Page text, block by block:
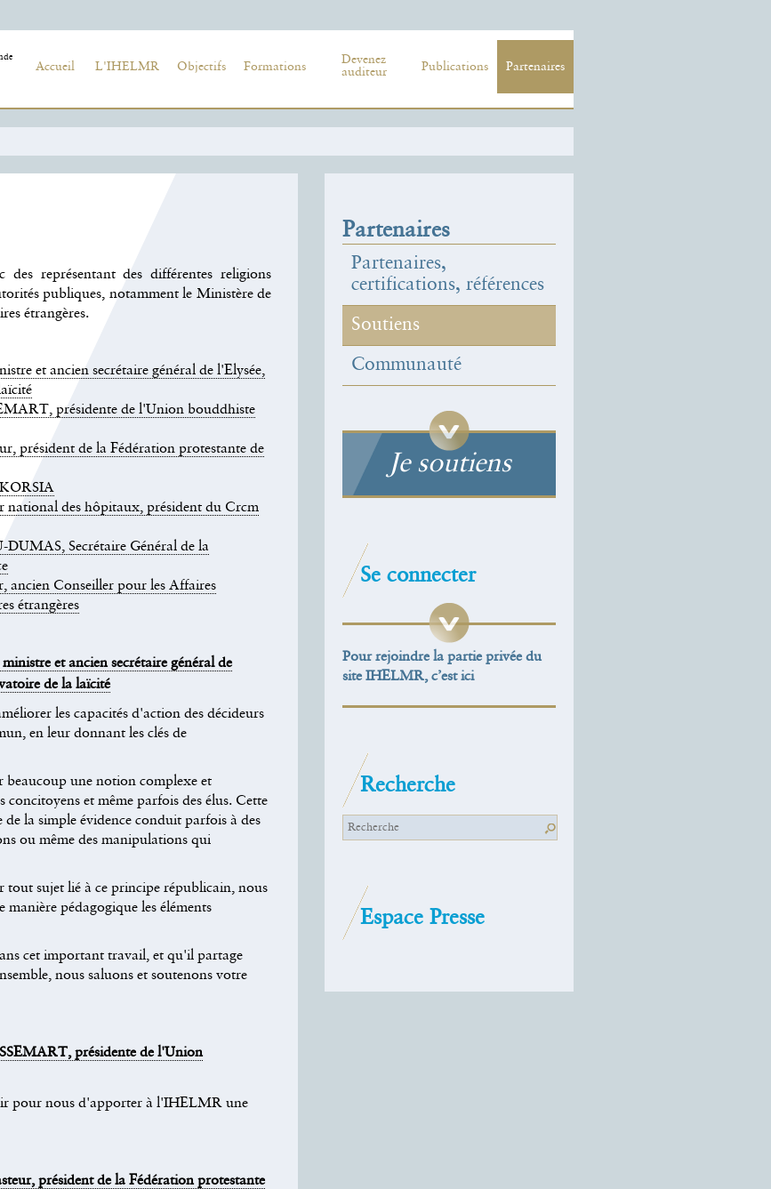
Accueil L'IHELMR Objectifs Formations
Devenez
auditeur
Publications Partenaires
Partenaires
Partenaires,
certifications, références
Soutiens
Communauté
Je soutiens
Se connecter
Pour rejoindre la partie privée du
site IHELMR, c’est ici
Recherche
Espace Presse
représentant des différentes religions
publiques, notamment le Ministère de
étrangères.
et ancien secrétaire général de l'Elysée,
présidente de l'Union bouddhiste
président de la Fédération protestante de
des hôpitaux, président du Crcm
Secrétaire Général de la
ancien Conseiller pour les Affaires
étrangères
et ancien secrétaire général de
de la laïcité
les capacités d'action des décideurs
en leur donnant les clés de
beaucoup une notion complexe et
concitoyens et même parfois des élus. Cette
de la simple évidence conduit parfois à des
ou même des manipulations qui
sujet lié à ce principe républicain, nous
pédagogique les éléments
cet important travail, et qu'il partage
nous saluons et soutenons votre
présidente de l'Union
pour nous d'apporter à l'IHELMR une
président de la Fédération protestante